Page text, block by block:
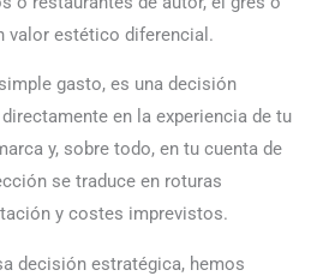
valor estético diferencial.
gasto, es una decisión
en la experiencia de tu
y, sobre todo, en tu cuenta de
se traduce en roturas
y costes imprevistos.
decisión estratégica, hemos